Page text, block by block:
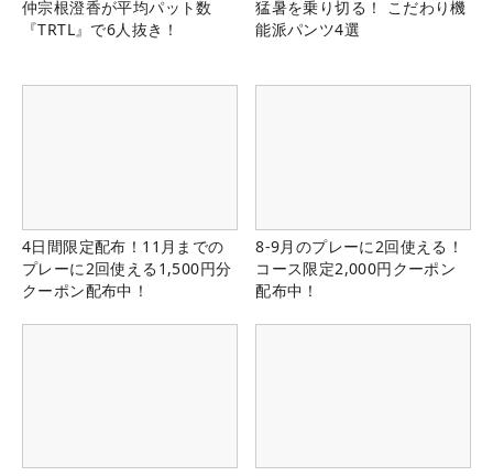
仲宗根澄香が平均パット数
『TRTL』で6人抜き！
猛暑を乗り切る！ こだわり機
能派パンツ4選
4日間限定配布！11月までの
プレーに2回使える1,500円分
クーポン配布中！
8-9月のプレーに2回使える！
コース限定2,000円クーポン
配布中！